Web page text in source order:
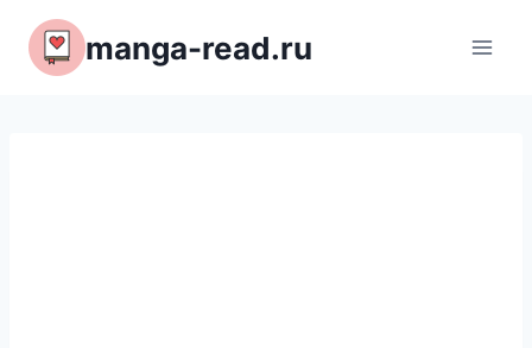
Перейти
содержимому
manga-read.ru